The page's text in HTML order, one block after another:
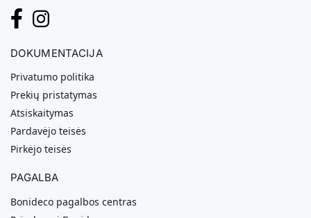
DOKUMENTACIJA
Privatumo politika
Prekių pristatymas
Atsiskaitymas
Pardavėjo teisės
Pirkėjo teisės
PAGALBA
Bonideco pagalbos centras